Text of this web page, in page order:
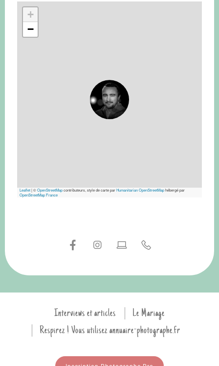
+
−
Leaflet|©OpenStreetMapcontributeurs, style de carte parHumanitarian OpenStreetMaphébergé par
OpenStreetMap France
Interviews et articles
Le Mariage
Respirez ! Vous utilisez annuaire-photographe.fr